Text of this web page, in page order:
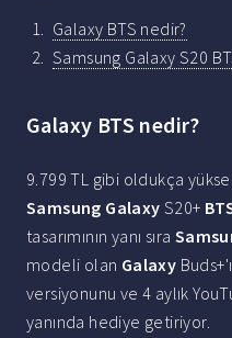
Galaxy BTS nedir?
Samsung Galaxy S20
Galaxy BTS nedir?
9.799 TL gibi oldukça
Samsung Galaxy S20+
tasarımının yanı sıra
modeli olan Galaxy
versiyonunu ve 4 aylık
yanında hediye getiriyor.